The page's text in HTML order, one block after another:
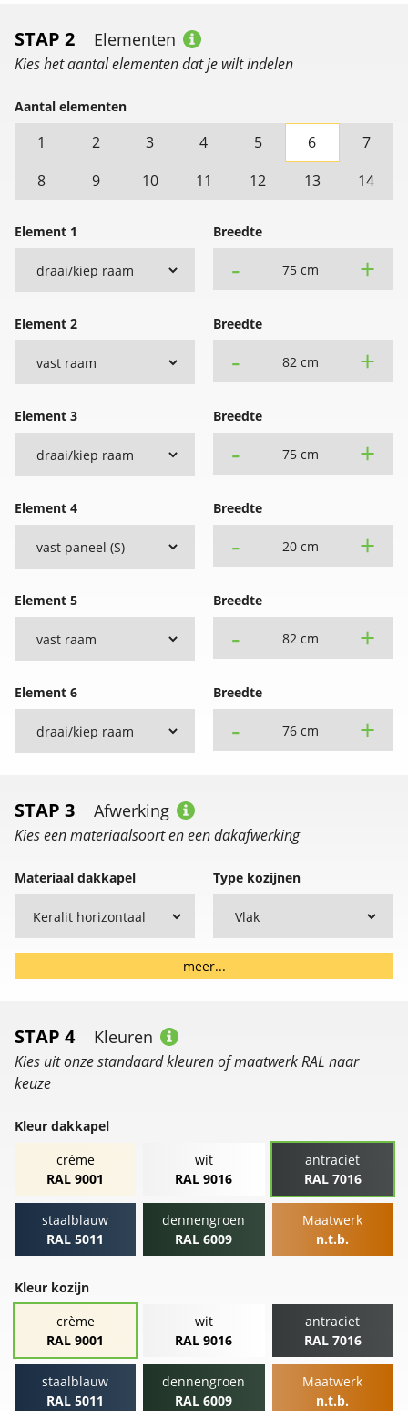
STAP 2 Elementen
Kies het aantal elementen dat je wilt indelen
Aantal elementen
1 2 3 4 5 6
7
8
9 10 11 12 13 14
Element 1 Breedte
- 75 cm +
Element 2 Breedte
- 82 cm +
Element 3 Breedte
- 75 cm +
Element 4 Breedte
- 20 cm +
Element 5 Breedte
- 82 cm +
Element 6 Breedte
- 76 cm +
STAP 3 Afwerking
Kies een materiaalsoort en een dakafwerking
Materiaal dakkapel Type kozijnen
meer...
STAP 4 Kleuren
Kies uit onze standaard kleuren of maatwerk RAL naar
keuze
Kleur dakkapel
crème
RAL 9001
wit
RAL 9016
antraciet
RAL 7016
staalblauw
RAL 5011
dennengroen
RAL 6009
Maatwerk
n.t.b.
Kleur kozijn
crème
RAL 9001
wit
RAL 9016
antraciet
RAL 7016
staalblauw
RAL 5011
dennengroen
RAL 6009
Maatwerk
n.t.b.